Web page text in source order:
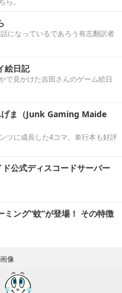
になっているであろう有志翻訳者
絵日記
で見かけた吉田さんのゲーム絵日
げま（Junk Gaming Maide
ツに成長した4コマ。単行本も好評
公式ディスコードサーバー
ミング“蚊”が登場！ その特徴
像